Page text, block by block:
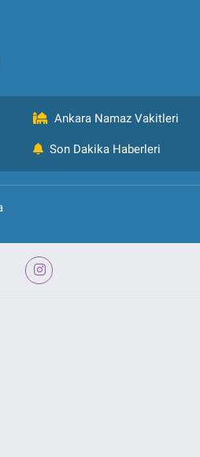
Ankara Namaz Vakitleri
Son Dakika Haberleri